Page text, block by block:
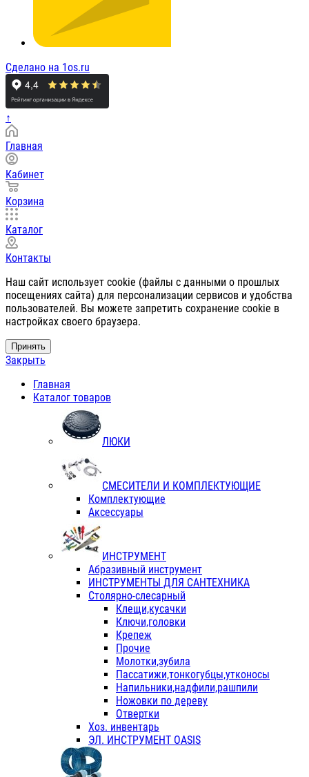
Сделано на 1os.ru
↑
Главная
Кабинет
Корзина
Каталог
Контакты
Наш сайт использует cookie (файлы с данными о прошлых
посещениях сайта) для персонализации сервисов и удобства
пользователей. Вы можете запретить сохранение cookie в
настройках своего браузера.
Принять
Закрыть
Главная
Каталог товаров
ЛЮКИ
СМЕСИТЕЛИ И КОМПЛЕКТУЮЩИЕ
Комплектующие
Аксессуары
ИНСТРУМЕНТ
Абразивный инструмент
ИНСТРУМЕНТЫ ДЛЯ САНТЕХНИКА
Столярно-слесарный
Клещи,кусачки
Ключи,головки
Крепеж
Прочие
Молотки,зубила
Пассатижи,тонкогубцы,утконосы
Напильники,надфили,рашпили
Ножовки по дереву
Отвертки
Хоз. инвентарь
ЭЛ. ИНСТРУМЕНТ OASIS